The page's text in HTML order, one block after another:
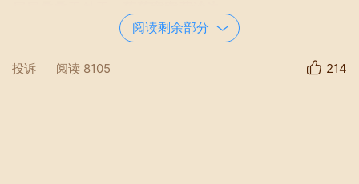
三三两两驼铃队，星星点点有人烟。
阅读剩余部分
投诉 阅读 8105 214